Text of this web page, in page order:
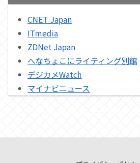
CNET Japan
ITmedia
ZDNet Japan
へなちょこにライティング別館
デジカメWatch
マイナビニュース